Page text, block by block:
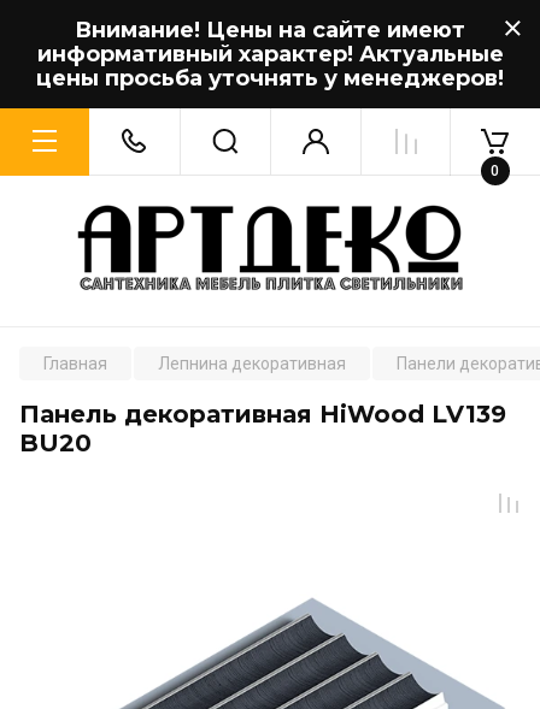
Внимание! Цены на сайте имеют
информативный характер! Актуальные
цены просьба уточнять у менеджеров!
0
Главная Лепнина декоративная Панели
Панель декоративная HiWood LV139
BU20